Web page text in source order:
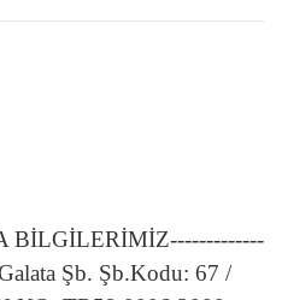
BİLGİLERİMİZ-------------
Şb. Şb.Kodu: 67 /